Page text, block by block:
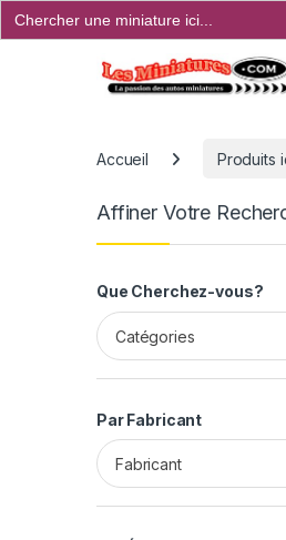
Search
for:
Accueil Produits
Affiner Votre
Que Cherchez-vous?
Catégories
Par Fabricant
Fabricant